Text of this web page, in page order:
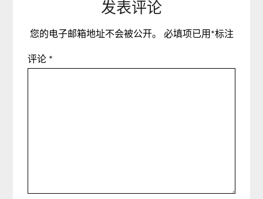
发表评论
您的电子邮箱地址不会被公开。 必填项已用 *标注
评论 *